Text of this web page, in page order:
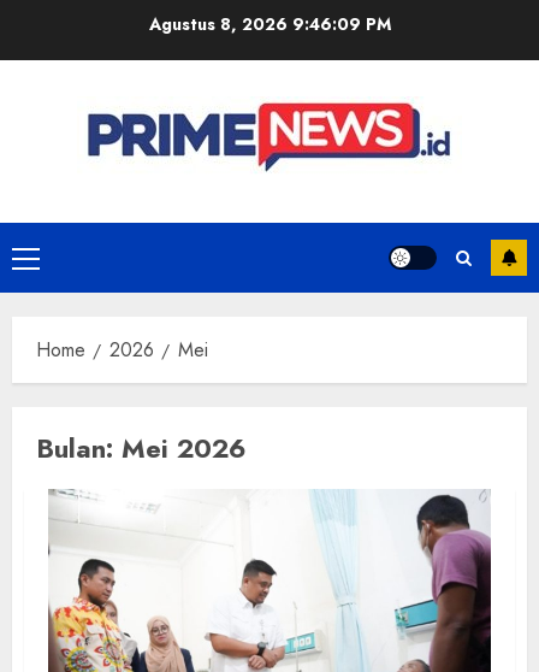
Agustus 8, 2026 9:46:09 PM
Primary
Menu
Home 2026 Mei
Bulan: Mei 2026